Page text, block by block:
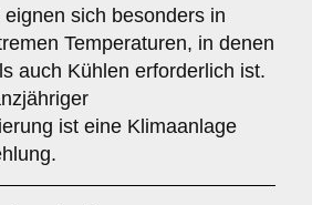
sich besonders in
Temperaturen, in denen
auch Kühlen erforderlich ist.
ist eine Klimaanlage